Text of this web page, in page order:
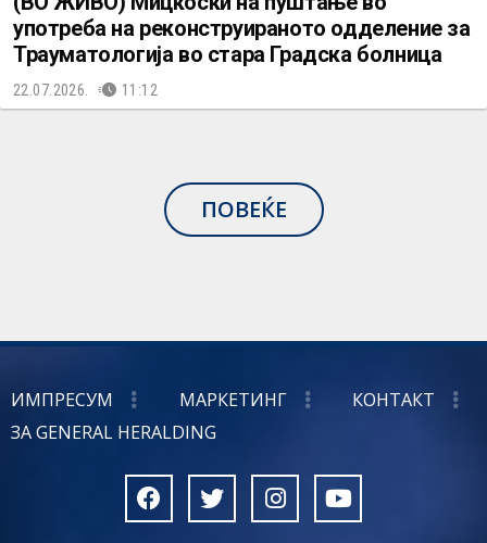
употреба на реконструираното одделение за
Трауматологија во стара Градска болница
22.07.2026. 11:12
ПОВЕЌЕ
ИМПРЕСУМ МАРКЕТИНГ
КОНТАКТ
ЗА GENERAL HERALDING